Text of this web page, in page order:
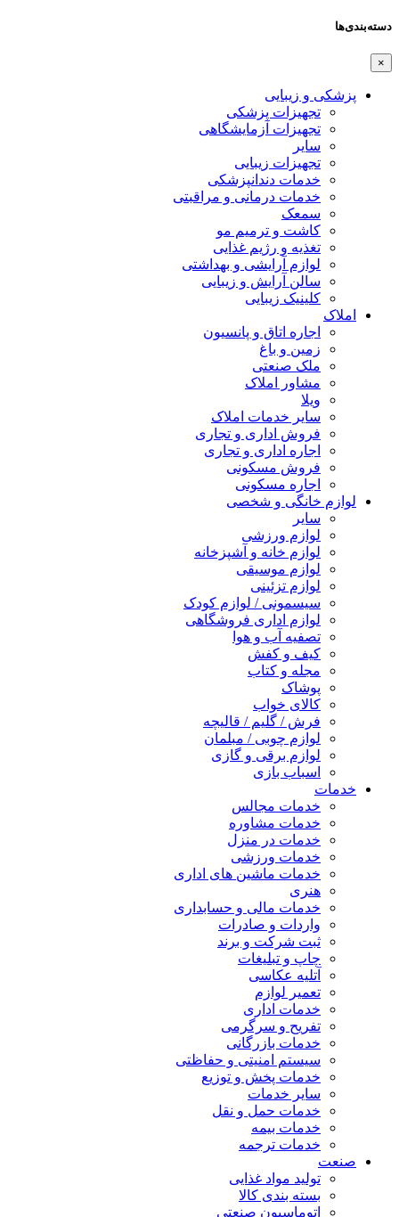
دسته‌بندی‌ها
×
پزشکی و زیبایی
تجهیزات پزشکی
تجهیزات آزمایشگاهی
سایر
تجهیزات زیبایی
خدمات دندانپزشکی
خدمات درمانی و مراقبتی
سمعک
کاشت و ترمیم مو
تغذیه و رژیم غذایی
لوازم آرایشی و بهداشتی
سالن آرایش و زیبایی
کلینیک زیبایی
املاک
اجاره اتاق و پانسیون
زمین و باغ
ملک صنعتی
مشاور املاک
ویلا
سایر خدمات املاک
فروش اداری و تجاری
اجاره اداری و تجاری
فروش مسکونی
اجاره مسکونی
لوازم خانگی و شخصی
سایر
لوازم ورزشی
لوازم خانه و آشپزخانه
لوازم موسیقی
لوازم تزئینی
سیسمونی / لوازم کودک
لوازم اداری فروشگاهی
تصفیه آب و هوا
کیف و کفش
مجله و کتاب
پوشاک
کالای خواب
فرش / گلیم / قالیچه
لوازم چوبی / مبلمان
لوازم برقی و گازی
اسباب بازی
خدمات
خدمات مجالس
خدمات مشاوره
خدمات در منزل
خدمات ورزشی
خدمات ماشین های اداری
هنری
خدمات مالی و حسابداری
واردات و صادرات
ثبت شرکت و برند
چاپ و تبلیغات
آتلیه عکاسی
تعمیر لوازم
خدمات اداری
تفریح و سرگرمی
خدمات بازرگانی
سیستم امنیتی و حفاظتی
خدمات پخش و توزیع
سایر خدمات
خدمات حمل و نقل
خدمات بیمه
خدمات ترجمه
صنعت
تولید مواد غذایی
بسته بندی کالا
اتوماسیون صنعتی